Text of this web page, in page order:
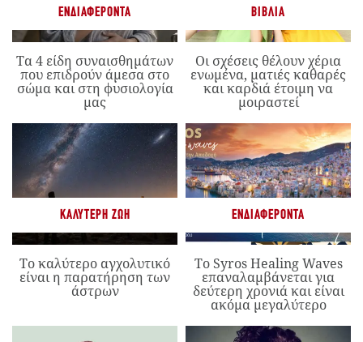
ΕΝΔΙΑΦΈΡΟΝΤΑ
Τα 4 είδη συναισθημάτων
που επιδρούν άμεσα στο
σώμα και στη φυσιολογία
μας
ΒΙΒΛΊΑ
Οι σχέσεις θέλουν χέρια
ενωμένα, ματιές καθαρές
και καρδιά έτοιμη να
μοιραστεί
ΚΑΛΎΤΕΡΗ ΖΩΉ
Το καλύτερο αγχολυτικό
είναι η παρατήρηση των
άστρων
ΕΝΔΙΑΦΈΡΟΝΤΑ
Το Syros Healing Waves
επαναλαμβάνεται για
δεύτερη χρονιά και είναι
ακόμα μεγαλύτερο